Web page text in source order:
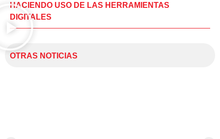
HACIENDO USO DE LAS HERRAMIENTAS
DIGITALES
OTRAS NOTICIAS